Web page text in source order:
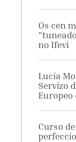
Os cen
no Ifevi
Lucía
Servizo
Europeo
Curso